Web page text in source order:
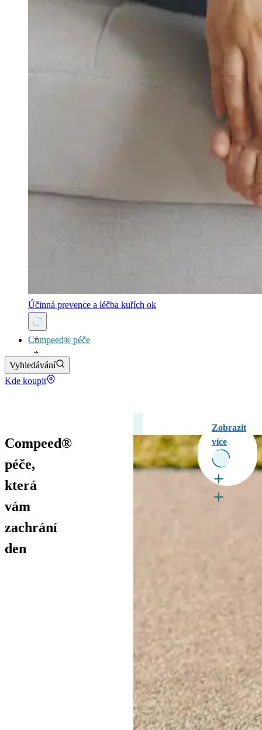
Účinná prevence a léčba kuřích ok
Compeed® péče
Vyhledávání
Kde koupit
Compeed®
péče,
která
vám
zachrání
den
Zobrazit
více